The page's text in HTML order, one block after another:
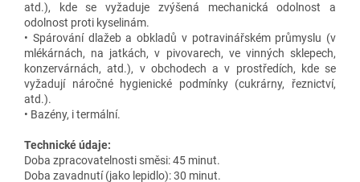
atd.), kde se vyžaduje zvýšená mechanická odolnost a
odolnost proti kyselinám.
• Spárování dlažeb a obkladů v potravinářském průmyslu (v
mlékárnách, na jatkách, v pivovarech, ve vinných sklepech,
konzervárnách, atd.), v obchodech a v prostředích, kde se
vyžadují náročné hygienické podmínky (cukrárny, řeznictví,
atd.).
• Bazény, i termální.
Technické údaje:
Doba zpracovatelnosti směsi: 45 minut.
Doba zavadnutí (jako lepidlo): 30 minut.